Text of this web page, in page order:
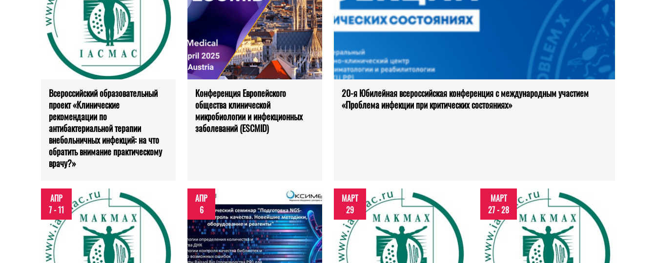
Всероссийский образовательный
проект «Клинические
рекомендации по
антибактериальной терапии
внебольничных инфекций: на что
обратить внимание практическому
врачу?»
Конференция Европейского
общества клинической
микробиологии и инфекционных
заболеваний (ESCMID)
20-я Юбилейная всероссийская конференция с международным участием
«Проблема инфекции при критических состояниях»
АПР
7 - 11
АПР
6
МАРТ
29
МАРТ
27 - 28